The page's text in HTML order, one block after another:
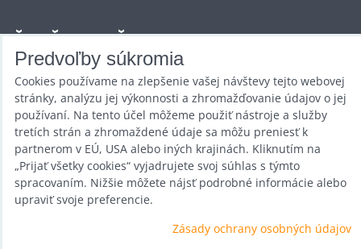
ĎALŠIE SLUŽBY
Zábava na Vašu akciu
Požičovňa
Promotéri
Kurzy a stretnutia
Veľkoobchod
Predvoľby súkromia
Cookies používame na zlepšenie vašej návštevy tejto webovej
stránky, analýzu jej výkonnosti a zhromažďovanie údajov o jej
používaní. Na tento účel môžeme použiť nástroje a služby
tretích strán a zhromaždené údaje sa môžu preniesť k
partnerom v EÚ, USA alebo iných krajinách. Kliknutím na
„Prijať všetky cookies“ vyjadrujete svoj súhlas s týmto
spracovaním. Nižšie môžete nájsť podrobné informácie alebo
upraviť svoje preferencie.
Zásady ochrany osobných údajov